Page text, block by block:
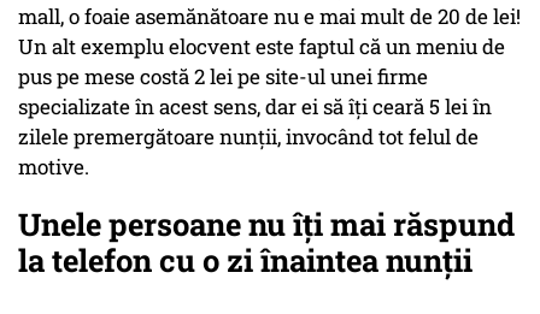
mall, o foaie asemănătoare nu e mai mult de 20 de lei!
Un alt exemplu elocvent este faptul că un meniu de
pus pe mese costă 2 lei pe site-ul unei firme
specializate în acest sens, dar ei să îți ceară 5 lei în
zilele premergătoare nunții, invocând tot felul de
motive.
Unele persoane nu îți mai răspund
la telefon cu o zi înaintea nunții